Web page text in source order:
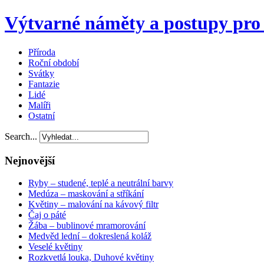
Výtvarné náměty a postupy
Příroda
Roční období
Svátky
Fantazie
Lidé
Malíři
Ostatní
Search...
Nejnovější
Ryby – studené, teplé a neutrální barvy
Medúza – maskování a stříkání
Květiny – malování na kávový filtr
Čaj o páté
Žába – bublinové mramorování
Medvěd lední – dokreslená koláž
Veselé květiny
Rozkvetlá louka, Duhové květiny